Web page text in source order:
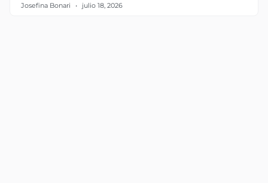
Josefina Bonari julio 18, 2026